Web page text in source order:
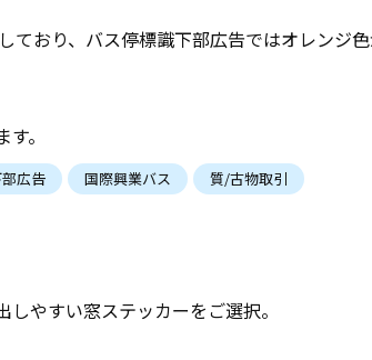
ており、バス停標識下部広告ではオレンジ
。
広告 国際興業バス 質/古物取引
やすい窓ステッカーをご選択。